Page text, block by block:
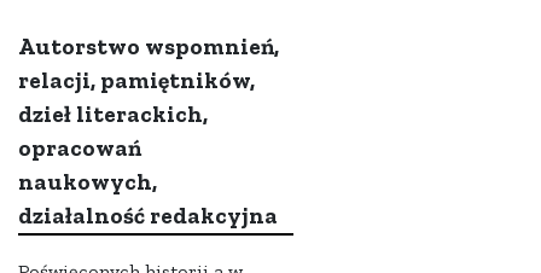
Autorstwo wspomnień,
relacji, pamiętników,
dzieł literackich,
opracowań
naukowych,
działalność redakcyjna